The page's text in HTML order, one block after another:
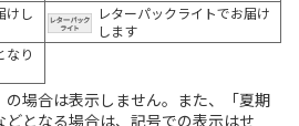
けし
レターパックライトでお届け
します
なり
場合は表示しません。また、「夏期
となる場合は、記号での表示はせ